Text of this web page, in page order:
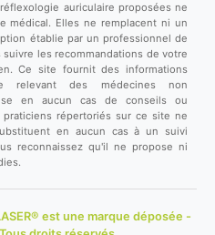
auriculaire proposées ne
médical. Elles ne remplacent ni un
établie par un professionnel de
les recommandations de votre
Ce site fournit des informations
relevant des médecines non
en aucun cas de conseils ou
répertoriés sur ce site ne
en aucun cas à un suivi
reconnaissez qu'il ne propose ni
est une marque déposée -